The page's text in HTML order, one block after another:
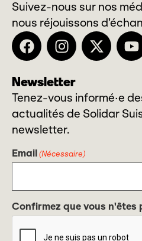
Suivez-nous sur nos
nous réjouissons
Newsletter
Tenez-vous informé·e
actualités de Solidar
newsletter.
Email(Nécessaire)
Confirmez que vous n'êtes